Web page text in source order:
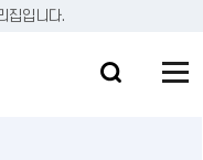
집입니다.